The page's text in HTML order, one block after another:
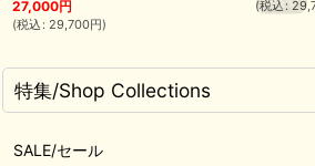
27,000円
(税込 : 29,700円)
(税込 :
特集/Shop Collections
SALE/セール